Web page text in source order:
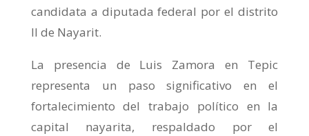
candidata a diputada federal por el distrito
II de Nayarit.
La presencia de Luis Zamora en Tepic
representa un paso significativo en el
fortalecimiento del trabajo político en la
capital nayarita, respaldado por el